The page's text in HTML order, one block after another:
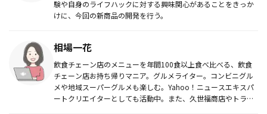
験や自身のライフハックに対する興味関心があることをきっか
けに、今回の新商品の開発を行う。
相場一花
飲食チェーン店のメニューを年間100食以上食べ比べる、飲食
チェーン店お持ち帰りマニア。グルメライター。コンビニグル
メや地域スーパーグルメも楽しむ。Yahoo！ニュースエキスパ
ートクリエイターとしても活動中。また、久世福商店やトライ